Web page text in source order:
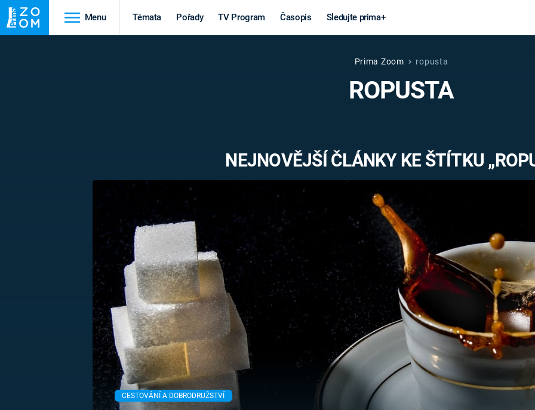
Menu Témata Pořady TV Program Časopis Sledujte prima+
STAROVĚKÝ EGYPT
Věda a
technika
MARS
VÁLEČNÉ
světová válka
PRVNÍ SVĚTOVÁ
Výročí
MARIE TEREZIE
NAPOLEON
BONAPARTE
BRITSKÁ
KRÁLOVSKÁ
RODINA
Záhady a
konspirace
UFO A
MIMOZEMŠŤANÉ
UTAJENÉ PŘÍBĚHY
ČESKÝCH DĚJIN
ALTERNATIVNÍ
HISTORIE
FILMY
REALITA
HORORY
REALITA
OPTICKÉ
KLAMY
Prima Zoom ropusta
ROPUSTA
NEJNOVĚJŠÍ ČLÁNKY KE ŠTÍTKU
CESTOVÁNÍ A DOBRODRUŽSTVÍ